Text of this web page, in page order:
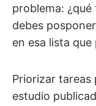
problema:
debes
en esa lista
Priorizar tareas
estudio